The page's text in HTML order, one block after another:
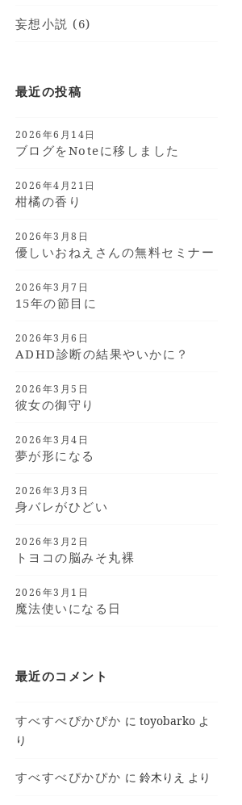
妄想小説 (6)
最近の投稿
2026年6月14日
ブログをnoteに移しました
2026年4月21日
柑橘の香り
2026年3月8日
優しいおねえさんの無料セミナー
2026年3月7日
15年の節目に
2026年3月6日
ADHD診断の結果やいかに？
2026年3月5日
彼女の御守り
2026年3月4日
夢が形になる
2026年3月3日
身バレがひどい
2026年3月2日
トヨコの脳みそ丸裸
2026年3月1日
魔法使いになる日
最近のコメント
すべすべぴかぴか に toyobarko よ
り
すべすべぴかぴか に 鈴木りえ より